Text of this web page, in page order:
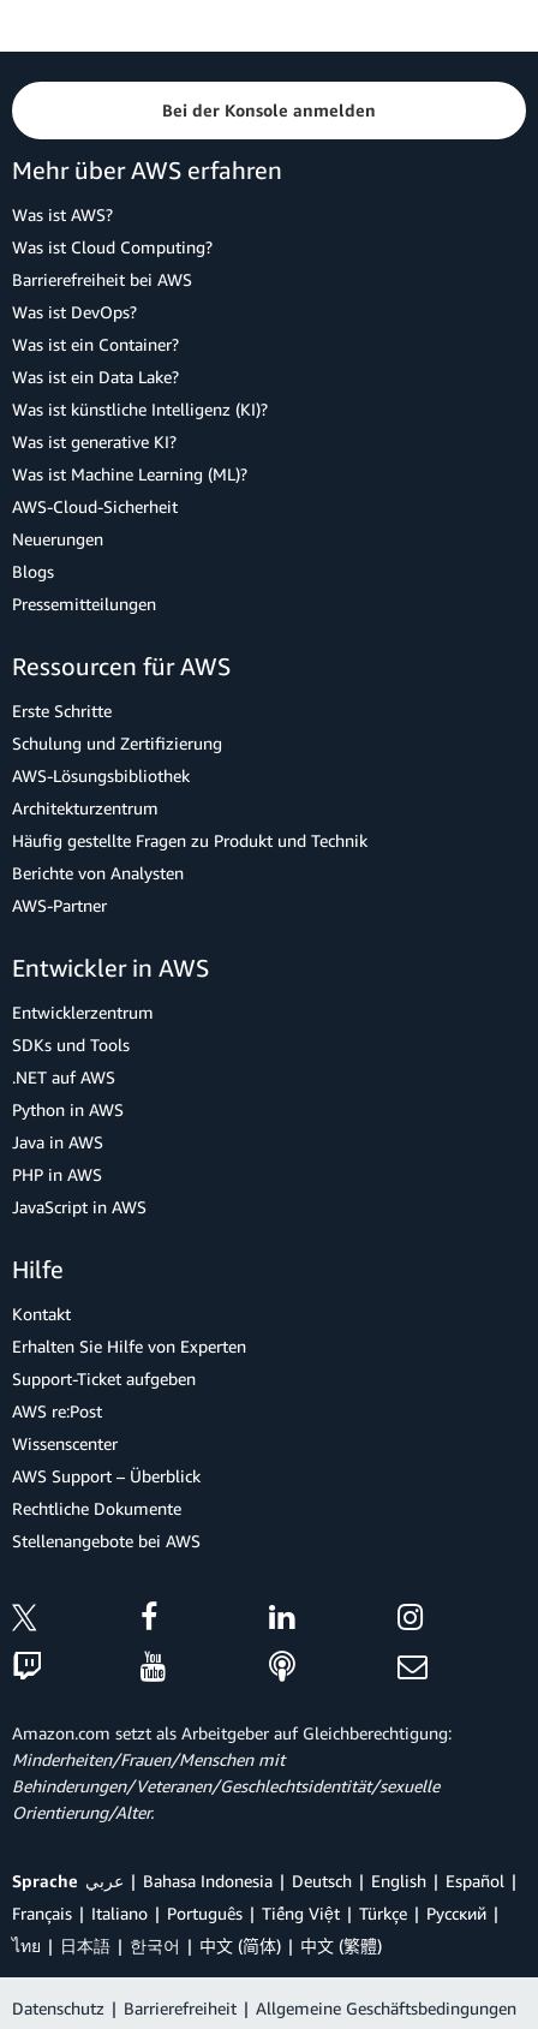
Bei der Konsole anmelden
Mehr über AWS erfahren
Was ist AWS?
Was ist Cloud Computing?
Barrierefreiheit bei AWS
Was ist DevOps?
Was ist ein Container?
Was ist ein Data Lake?
Was ist künstliche Intelligenz (KI)?
Was ist generative KI?
Was ist Machine Learning (ML)?
AWS-Cloud-Sicherheit
Neuerungen
Blogs
Pressemitteilungen
Ressourcen für AWS
Erste Schritte
Schulung und Zertifizierung
AWS-Lösungsbibliothek
Architekturzentrum
Häufig gestellte Fragen zu Produkt und Technik
Berichte von Analysten
AWS-Partner
Entwickler in AWS
Entwicklerzentrum
SDKs und Tools
.NET auf AWS
Python in AWS
Java in AWS
PHP in AWS
JavaScript in AWS
Hilfe
Kontakt
Erhalten Sie Hilfe von Experten
Support-Ticket aufgeben
AWS re:Post
Wissenscenter
AWS Support – Überblick
Rechtliche Dokumente
Stellenangebote bei AWS
Amazon.com setzt als Arbeitgeber auf Gleichberechtigung:
Minderheiten/Frauen/Menschen mit
Behinderungen/Veteranen/Geschlechtsidentität/sexuelle
Orientierung/Alter.
Sprache عربي Bahasa Indonesia Deutsch English
Español
Français
Italiano Português Tiếng Việt Türkçe
Ρусский
ไทย
日本語 한국어 中文 (简体) 中文 (繁體)
Datenschutz | Barrierefreiheit | Allgemeine Geschäftsbedingungen